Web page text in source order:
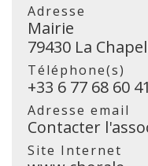
Adresse
Mairie
79430 La
Téléphone(s)
+33 6 77 68 60 41
Adresse email
Contacter
Site Internet